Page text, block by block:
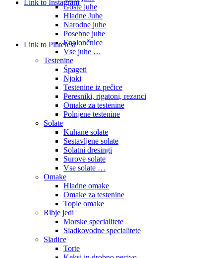
Link to Instagram
Link to Pinterest
Goste juhe
Hladne Juhe
Narodne juhe
Posebne juhe
Enolončnice
Vse juhe …
Testenine
Špageti
Njoki
Testenine iz pečice
Peresniki, rigatoni, rezanci
Omake za testenine
Polnjene testenine
Solate
Kuhane solate
Sestavljene solate
Solatni dresingi
Surove solate
Vse solate …
Omake
Hladne omake
Omake za testenine
Tople omake
Ribje jedi
Morske specialitete
Sladkovodne specialitete
Sladice
Torte